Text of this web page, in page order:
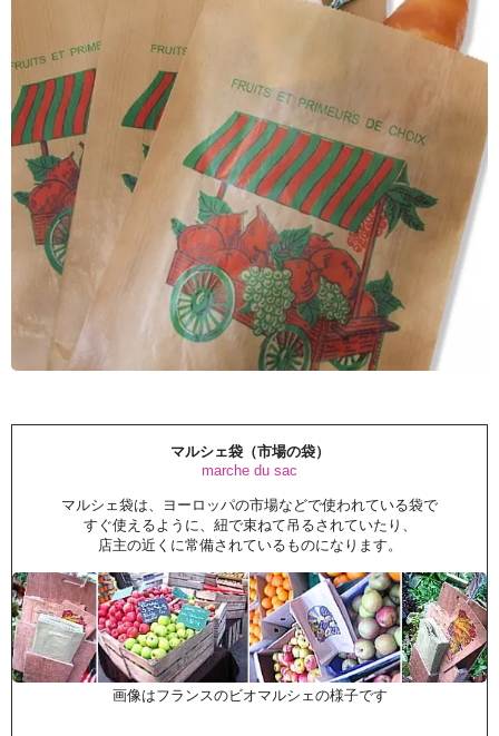
マルシェ袋（市場の袋）
marche du sac
マルシェ袋は、ヨーロッパの市場などで使われている袋で
すぐ使えるように、紐で束ねて吊るされていたり、
店主の近くに常備されているものになります。
画像はフランスのビオマルシェの様子です